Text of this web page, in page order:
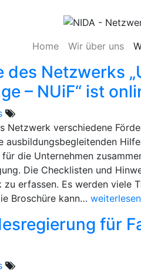
Home Wir über uns
des Netzwerks
– NUiF“ ist
Netzwerk verschiedene
ausbildungsbegleitenden
die Unternehmen
Die Checklisten und
erfassen. Es werden viele
Broschüre kann…
für